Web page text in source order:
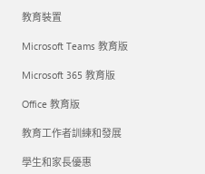
教育裝置
Microsoft Teams 教育版
Microsoft 365 教育版
Office 教育版
教育工作者訓練和發展
學生和家長優惠